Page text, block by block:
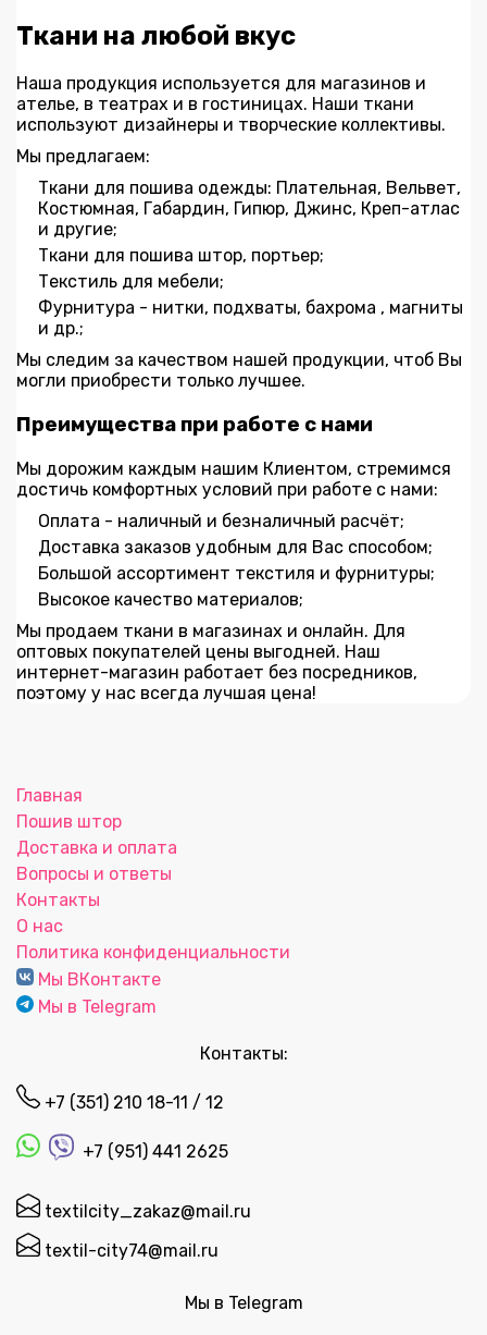
Ткани на любой вкус
Наша продукция используется для магазинов и
ателье, в театрах и в гостиницах. Наши ткани
используют дизайнеры и творческие коллективы.
Мы предлагаем:
Ткани для пошива одежды: Плательная, Вельвет,
Костюмная, Габардин, Гипюр, Джинс, Креп-атлас
и другие;
Ткани для пошива штор, портьер;
Текстиль для мебели;
Фурнитура - нитки, подхваты, бахрома , магниты
и др.;
Мы следим за качеством нашей продукции, чтоб Вы
могли приобрести только лучшее.
Преимущества при работе с нами
Мы дорожим каждым нашим Клиентом, стремимся
достичь комфортных условий при работе с нами:
Оплата - наличный и безналичный расчёт;
Доставка заказов удобным для Вас способом;
Большой ассортимент текстиля и фурнитуры;
Высокое качество материалов;
Мы продаем ткани в магазинах и онлайн. Для
оптовых покупателей цены выгодней. Наш
интернет-магазин работает без посредников,
поэтому у нас всегда лучшая цена!
Главная
Пошив штор
Доставка и оплата
Вопросы и ответы
Контакты
О нас
Политика конфиденциальности
Мы ВКонтакте
Мы в Telegram
Контакты:
+7 (351) 210 18-11 / 12
+7 (951) 441 2625
textilcity_zakaz@mail.ru
textil-city74@mail.ru
Мы в Telegram